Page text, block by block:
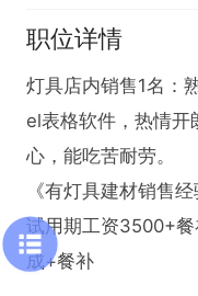
职位详情
灯具店内销售1名：
el表格软件，热情开
心，能吃苦耐劳。
《有灯具建材销售经
试用期工资3500+
成+餐补